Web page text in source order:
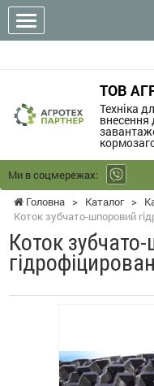
ТОВ
Техніка
внесення
Ми в соцмережах:
Головна > Каталог >
Коток зубчато-шпоровий
Коток